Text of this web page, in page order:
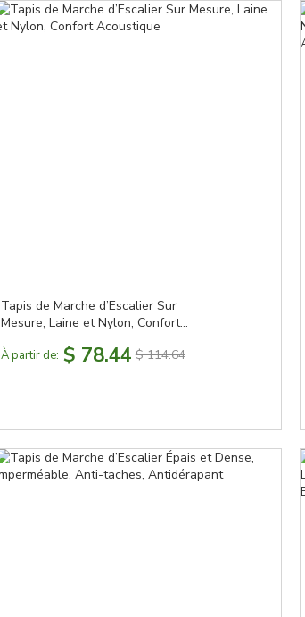
Tapis de Marche d’Escalier Sur
Mesure, Laine et Nylon, Confort
À partir de: $ 78.44 $ 114.64